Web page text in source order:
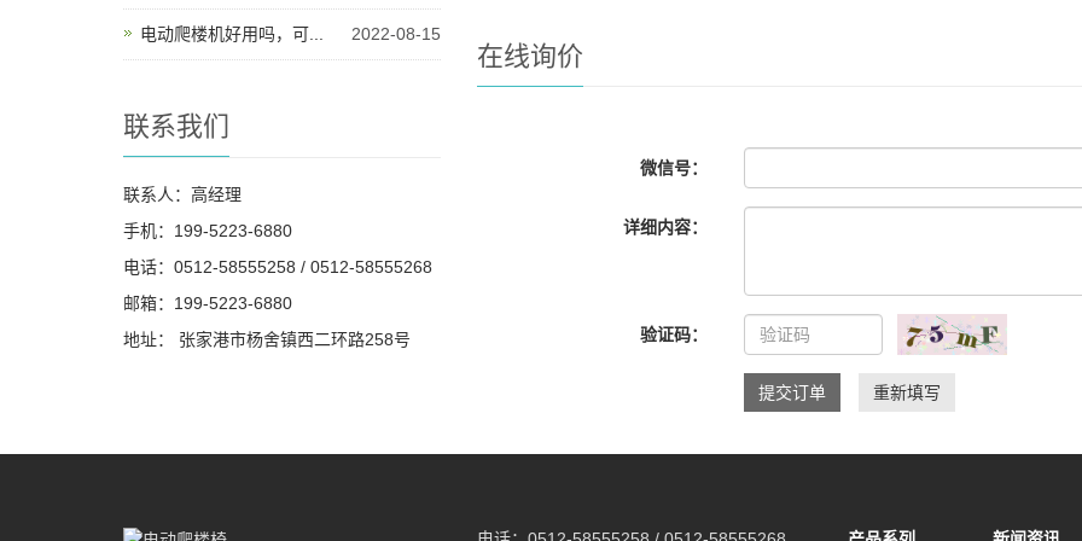
在线询价
微信号：
详细内容：
验证码：
提交订单 重新填写
电动爬楼机好用吗，可... 2022-08-15
联系我们
联系人：高经理
手机：199-5223-6880
电话：0512-58555258 / 0512-58555268
邮箱：199-5223-6880
地址： 张家港市杨舍镇西二环路258号